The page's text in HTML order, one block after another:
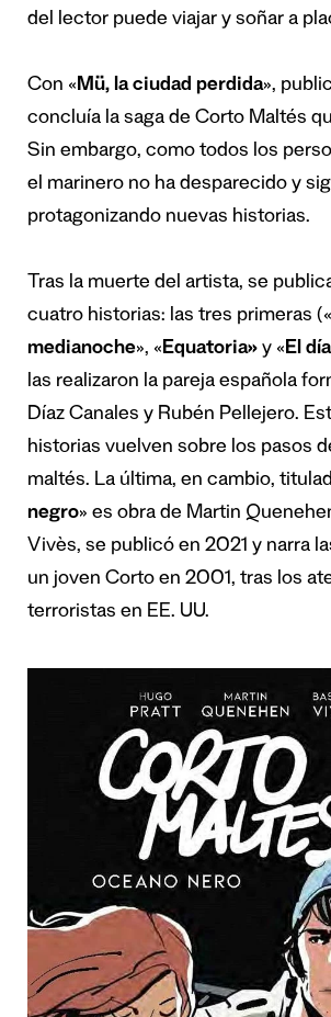
del lector puede viajar y soñar a
Con «Mü, la ciudad perdida»,
concluía la saga de Corto Maltés
Sin embargo, como todos los
el marinero no ha desparecido y
protagonizando nuevas historias.
Tras la muerte del artista, se
cuatro historias: las tres primeras («
medianoche», «Equatoria» y «El
las realizaron la pareja española
Díaz Canales y Rubén Pellejero.
historias vuelven sobre los pasos
maltés. La última, en cambio,
negro» es obra de Martin
Vivès, se publicó en 2021 y narra
un joven Corto en 2001, tras los
terroristas en EE. UU.